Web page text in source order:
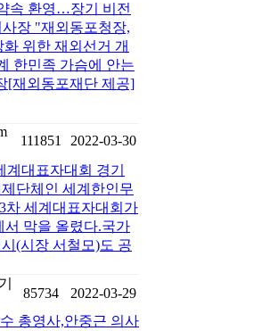
속 환영…장기 비전
장 "재외동포청장,
위한 재외선거 개
한민족 가슴에 안는
[재외동포재단 제공]
111851
2022-03-30
계대표자대회 경기
단체인 세계한인무
차 세계대표자대회가
서 막을 올렸다.국가
(시장 서철모)도 공
85734
2022-03-29
총영사,안중근 의사